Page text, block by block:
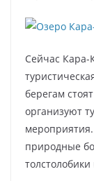
Сейчас Кара-
берегам
организуют
природные